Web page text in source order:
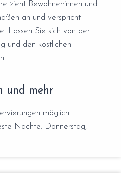
zieht Bewohner:innen und
an und verspricht
Lassen Sie sich von der
und den köstlichen
und mehr
möglich |
Nächte: Donnerstag,